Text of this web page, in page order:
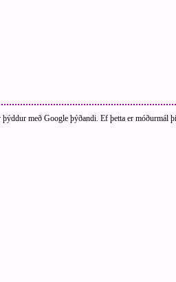
þýddur með Google þýðandi. Ef þetta er móðurmál